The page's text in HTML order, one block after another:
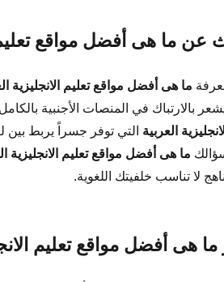
عن ما هى أفضل مواقع تعليم
ما هى أفضل مواقع تعليم الانجليزية
بالارتباك في المنصات الأجنبية
العربية التي توفر جسراً يربط بين
ما هى أفضل مواقع تعليم الانجليزية
لا تناسب خلفيتك اللغوية.
هى أفضل مواقع تعليم